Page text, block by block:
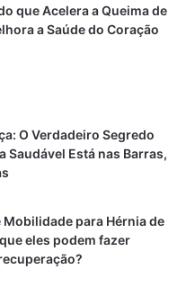
Técnicas
Parcial Médio
que Acelera a Queima de
a Saúde do Coração
O Verdadeiro Segredo
Saudável Está nas Barras,
para Hérnia de
eles podem fazer